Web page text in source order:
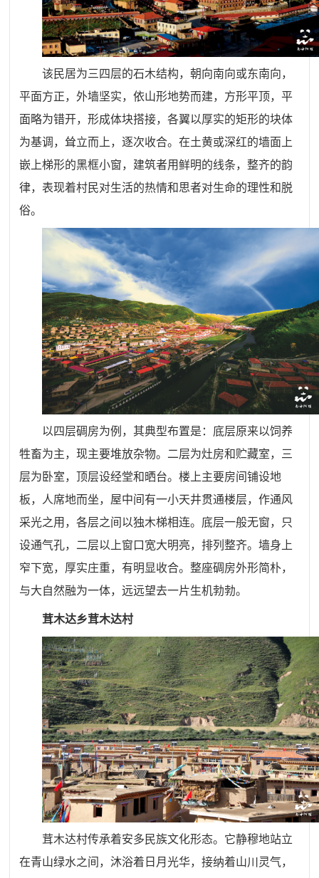
该民居为三四层的石木结构，朝向南向或东南向，
平面方正，外墙坚实，依山形地势而建，方形平顶，平
面略为错开，形成体块搭接，各翼以厚实的矩形的块体
为基调，耸立而上，逐次收合。在土黄或深红的墙面上
嵌上梯形的黑框小窗，建筑者用鲜明的线条，整齐的韵
律，表现着村民对生活的热情和思者对生命的理性和脱
俗。
以四层碉房为例，其典型布置是：底层原来以饲养
牲畜为主，现主要堆放杂物。二层为灶房和贮藏室，三
层为卧室，顶层设经堂和晒台。楼上主要房间铺设地
板，人席地而坐，屋中间有一小天井贯通楼层，作通风
采光之用，各层之间以独木梯相连。底层一般无窗，只
设通气孔，二层以上窗口宽大明亮，排列整齐。墙身上
窄下宽，厚实庄重，有明显收合。整座碉房外形简朴，
与大自然融为一体，远远望去一片生机勃勃。
茸木达乡茸木达村
茸木达村传承着安多民族文化形态。它静穆地站立
在青山绿水之间，沐浴着日月光华，接纳着山川灵气，